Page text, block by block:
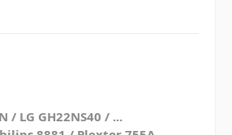
/ LG GH22NS40 / ...